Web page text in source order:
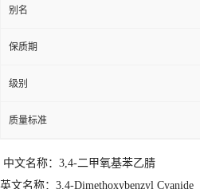
别名
保质期
级别
质量标准
中文名称：3,4-二甲氧基苯乙腈
英文名称：3,4-Dimethoxybenzyl Cyanide